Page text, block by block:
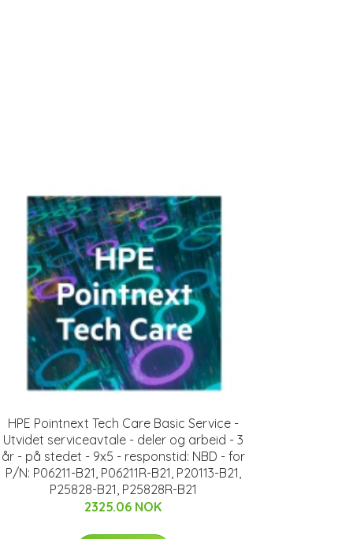
HPE Pointnext Tech Care Basic Service -
Utvidet serviceavtale - deler og arbeid - 3
år - på stedet - 9x5 - responstid: NBD - for
P/N: P06211-B21, P06211R-B21, P20113-B21,
P25828-B21, P25828R-B21
2325.06 NOK